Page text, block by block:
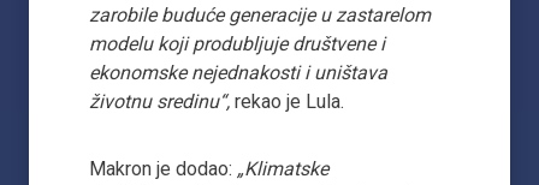
zarobile buduće generacije u zastarelom
modelu koji produbljuje društvene i
ekonomske nejednakosti i uništava
životnu sredinu“, rekao je Lula.
Makron je dodao: „Klimatske